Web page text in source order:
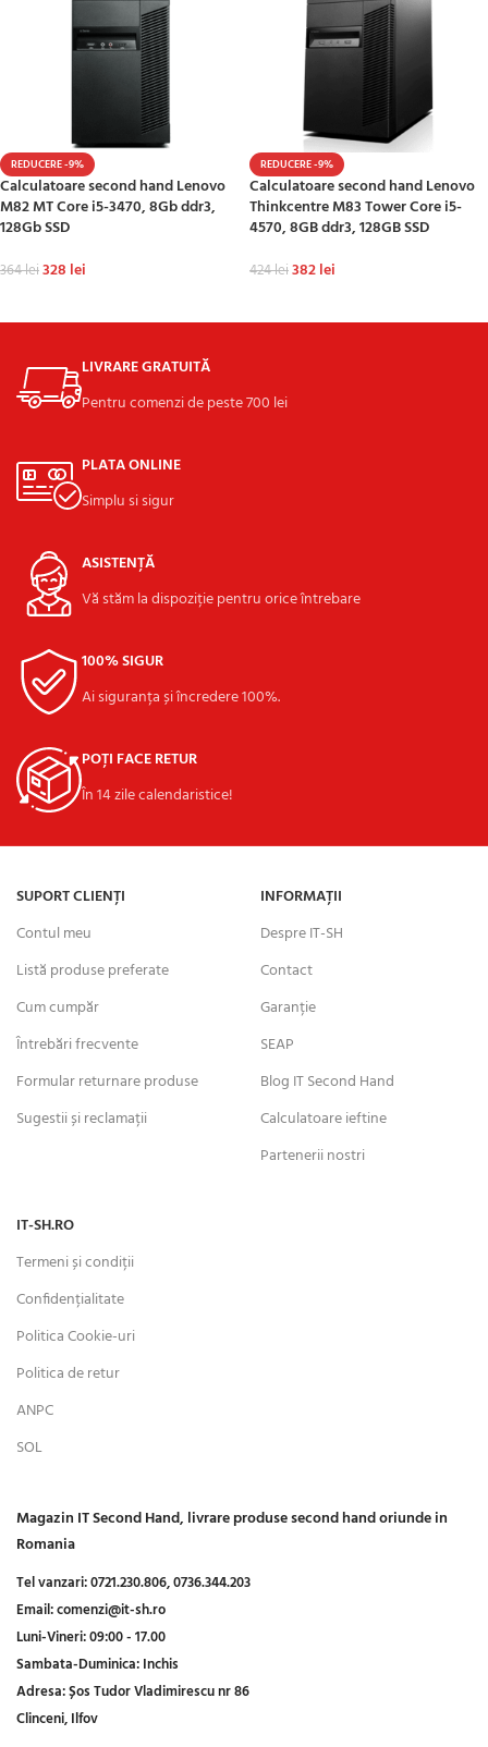
REDUCERE -9%
Calculatoare second hand Lenovo
M82 MT Core i5-3470, 8Gb ddr3,
128Gb SSD
364lei328 lei
REDUCERE -9%
Calculatoare second hand Lenovo
Thinkcentre M83 Tower Core i5-
4570, 8GB ddr3, 128GB SSD
424lei382lei
LIVRARE GRATUITĂ
Pentru comenzi de peste 700 lei
PLATA ONLINE
Simplu si sigur
ASISTENȚĂ
Vă stăm la dispoziție pentru orice întrebare
100% SIGUR
Ai siguranța și încredere 100%.
POȚI FACE RETUR
În 14 zile calendaristice!
SUPORT CLIENȚI
Contul meu
Listă produse preferate
Cum cumpăr
Întrebări frecvente
Formular returnare produse
Sugestii și reclamații
INFORMAȚII
Despre IT-SH
Contact
Garanție
SEAP
Blog IT Second Hand
Calculatoare ieftine
Partenerii nostri
IT-SH.RO
Termeni și condiții
Confidențialitate
Politica Cookie-uri
Politica de retur
ANPC
SOL
Magazin IT Second Hand, livrare produse second hand oriunde in
Romania
Tel vanzari:0721.230.806,0736.344.203
Email:comenzi@it-sh.ro
Luni-Vineri:09:00 - 17.00
Sambata-Duminica:Inchis
Adresa:Șos Tudor Vladimirescu nr 86
Clinceni, Ilfov